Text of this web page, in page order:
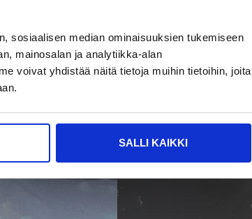
sosiaalisen median ominaisuuksien tukemiseen
mainosalan ja analytiikka-alan
voivat yhdistää näitä tietoja muihin tietoihin, joita
SALLI KAIKKI